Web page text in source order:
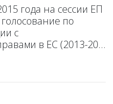
года на сессии ЕП
по
с
в ЕС (2013-20...